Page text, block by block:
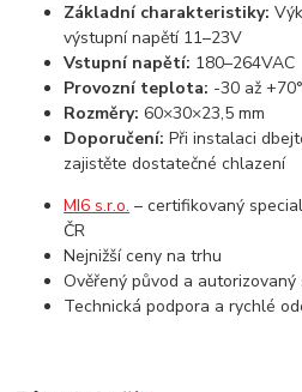
Základní charakteristiky:
výstupní napětí 11–23V
Vstupní napětí: 180–264VAC
Provozní teplota: -30 až
Rozměry: 60×30×23,5 mm
Doporučení: Při instalaci
zajistěte dostatečné chlazení
MI6 s.r.o. – certifikovaný
ČR
Nejnižší ceny na trhu
Ověřený původ a autorizovaný
Technická podpora a rychlé